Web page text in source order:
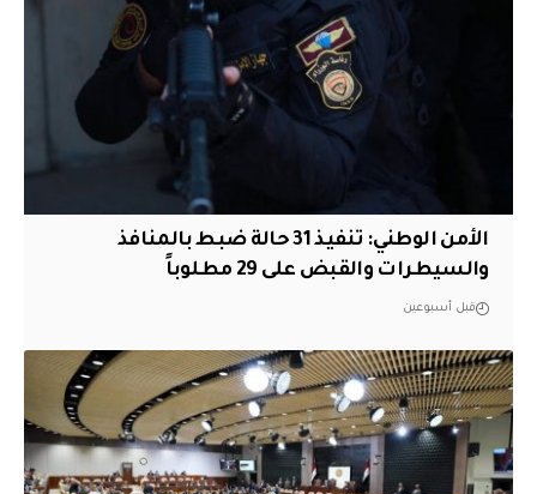
الأمن الوطني: تنفيذ 31 حالة ضبط بالمنافذ
والسيطرات والقبض على 29 مطلوباً
قبل أسبوعين